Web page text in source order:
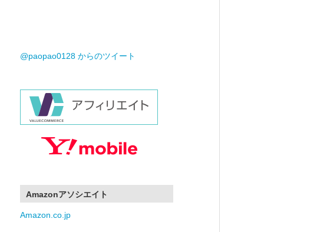
@paopao0128 からのツイート
Amazonアソシエイト
Amazon.co.jp